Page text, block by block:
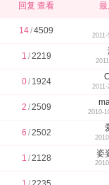
回复 查看 最
14/4509
1 /2219
0/ 1924
2 /2509
2010-
6 /2502
1 /2128 姿